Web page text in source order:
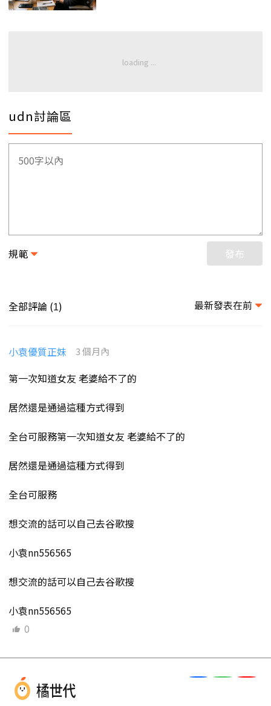
udn討論區
規範 發布
全部評論 (1) 最新發表在前
小袁優質正妹 3 個月內
第一次知道女友 老婆給不了的
居然還是通過這種方式得到
全台可服務第一次知道女友 老婆給不了的
居然還是通過這種方式得到
全台可服務
想交流的話可以自己去谷歌搜
小袁nn556565
想交流的話可以自己去谷歌搜
小袁nn556565
0